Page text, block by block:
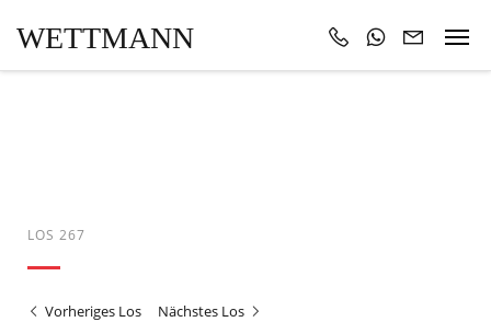
WETTMANN
LOS 267
Vorheriges Los Nächstes Los